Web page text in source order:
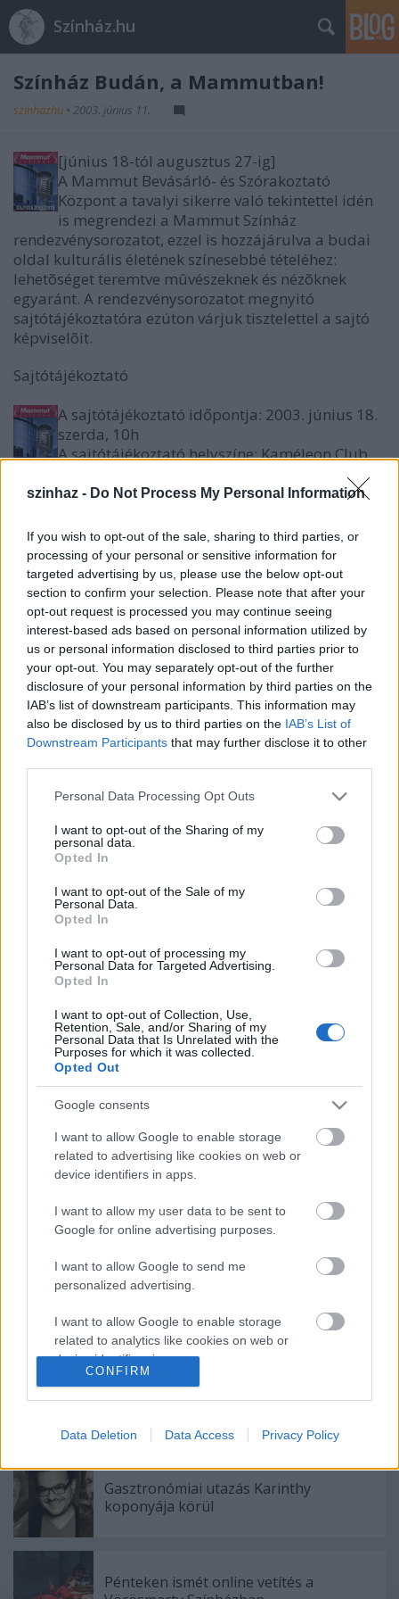
szinhaz - Do Not Process My Personal Information
If you wish to opt-out of the sale, sharing to third parties, or
processing of your personal or sensitive information for
targeted advertising by us, please use the below opt-out
section to confirm your selection. Please note that after your
opt-out request is processed you may continue seeing
interest-based ads based on personal information utilized by
us or personal information disclosed to third parties prior to
your opt-out. You may separately opt-out of the further
disclosure of your personal information by third parties on the
IAB’s list of downstream participants. This information may
also be disclosed by us to third parties on the IAB’s List of
Downstream Participants that may further disclose it to other
Please note that this website/app uses one or more Google
not limited to your visit or usage behaviour. You may click to
grant or deny consent to Google and its third-party tags to
use your data for below specified purposes in below Google
consent section.
Personal Data Processing Opt Outs
I want to opt-out of the Sharing of my
personal data.
Opted In
I want to opt-out of the Sale of my
Personal Data.
Opted In
I want to opt-out of processing my
Personal Data for Targeted Advertising.
Opted In
I want to opt-out of Collection, Use,
Retention, Sale, and/or Sharing of my
Personal Data that Is Unrelated with the
Purposes for which it was collected.
Opted Out
Google consents
I want to allow Google to enable storage
related to advertising like cookies on web or
device identifiers in apps.
I want to allow my user data to be sent to
Google for online advertising purposes.
I want to allow Google to send me
personalized advertising.
I want to allow Google to enable storage
related to analytics like cookies on web or
device identifiers in apps.
related to personalization.
I want to allow Google to enable storage
CONFIRM
Data Deletion Data Access Privacy Policy
Színház.hu
Színház Budán, a Mammutban!
szinhazhu • 2003. június 11.
[június 18-tól augusztus 27-ig]
A Mammut Bevásárló- és Szórakoztató
Központ a tavalyi sikerre való tekintettel idén
is megrendezi a Mammut Színház
rendezvénysorozatot, ezzel is hozzájárulva a budai
oldal kulturális életének színesebbé tételéhez:
lehetõséget teremtve mûvészeknek és nézõknek
egyaránt. A rendezvénysorozatot megnyitó
sajtótájékoztatóra ezúton várjuk tisztelettel a sajtó
képviselõit.
Sajtótájékoztató
A sajtótájékoztató időpontja: 2003. június 18.
szerda, 10h
A sajtótájékoztató helyszíne: Kaméleon Club,
Lövőház utca 2-6.)
A sajtótájékoztatón az egyes előadásokat képviselő
művészek:
- Orosz Róbert és Juhász Illés (Sóska, sültkrumpli - a
Merlin Nemzetközi Színház Junion Csoportjának
vendégjátéka)
- Nagy Sándor (On Broadway - a Színművészeti
Egyetem operett-musical-szakos hallgatóinak
vendégszereplése)
- Rékasi Károly (Válás Budán - az Éjszakai Színház
vendégjátéka)
- Gáspár Sándor (A pulóvergyűjtő - a Komédium
vendégjátéka)
- Sólyom Tamás (Pisztrángötös, avagy a süket halász
és a tenger - Méhes Csaba vendégjátéka)
- Bácskai János (Valaki ordít - Kornis Mihály
Napkönyve alapján)
Az előadásokról bővebb információért kattintson az
alábbi képre!
Együtműködő partnerek:
- InterTicket
- Budapest Rádió
Gasztronómiai utazás Karinthy
koponyája körül
Pénteken ismét online vetítés a